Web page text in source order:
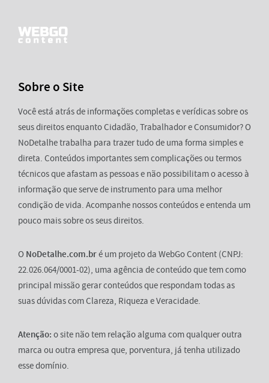
Sobre o Site
Você está atrás de informações completas e verídicas sobre os
seus direitos enquanto Cidadão, Trabalhador e Consumidor? O
NoDetalhe trabalha para trazer tudo de uma forma simples e
direta. Conteúdos importantes sem complicações ou termos
técnicos que afastam as pessoas e não possibilitam o acesso à
informação que serve de instrumento para uma melhor
condição de vida. Acompanhe nossos conteúdos e entenda um
pouco mais sobre os seus direitos.
O NoDetalhe.com.bré um projeto da WebGo Content (CNPJ:
22.026.064/0001-02), uma agência de conteúdo que tem como
principal missão gerar conteúdos que respondam todas as
suas dúvidas com Clareza, Riqueza e Veracidade.
Atenção: o site não tem relação alguma com qualquer outra
marca ou outra empresa que, porventura, já tenha utilizado
esse domínio.